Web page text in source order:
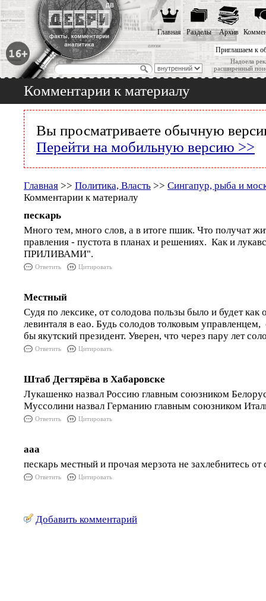
Приглашаем к
Надоела
расширенный
Главная Разделы Архив
Комментарии к материалу
Вы просматриваете обычную
Перейти на мобильную версию >>
Главная >> Политика, Власть >> Сингапур, рыба и
Комментарии к материалу
пескарь
Много тем, много слов, а в итоге пшик. Что получат
правления - пустота в планах и решениях. Как и
ПРИЛИВАМИ".
Ответить Цитировать
Местный
Судя по лексике, от солодова пользы было и будет как
левинталя в еао. Будь солодов толковым управленцем,
бы якутский президент. Уверен, что через пару лет
Ответить Цитировать
Штаб Дегтярёва в Хабаровске
Лукашенко назвал Россию главным союзником
Муссолини назвал Германию главным союзником
Ответить Цитировать
ааа
пескарь местный и прочая мерзота не захлебнитесь
Ответить Цитировать
Добавить комментарий